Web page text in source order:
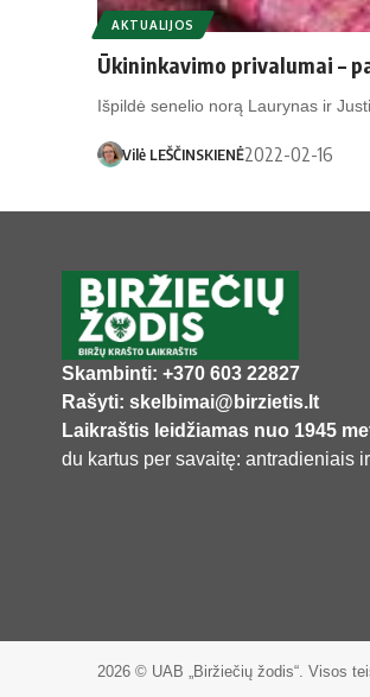
AKTUALIJOS
Ūkininkavimo privalumai –
Išpildė senelio norą Laurynas ir
Vilė LEŠČINSKIENĖ2022-02-16
Skambinti: +370 603 22827
Rašyti: skelbimai@birzietis.lt
Laikraštis leidžiamas nuo 1945
du kartus per savaitę: antradieniais
2026 © UAB „Biržiečių žodis“. Visos